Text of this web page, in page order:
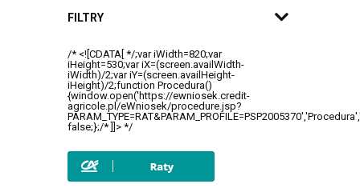
ROWERY DLA DZIECI
AKCESORIA ROWEROWE
ODZIEŻ-BUTY-OCHRONA
CZĘŚCI ROWEROWE
FILTRY